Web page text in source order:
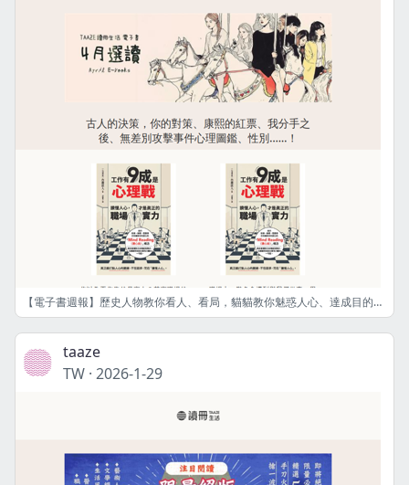
【電子書週報】歷史人物教你看人、看局，貓貓教你魅惑人心、達成目的『四月選讀63折起推薦』★看最好看的生活雜誌找「靈感」！
taaze
TW · 2026-1-29